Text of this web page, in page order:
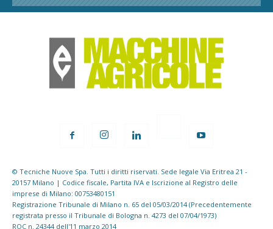
© Tecniche Nuove Spa. Tutti i diritti riservati. Sede legale Via Eritrea 21 -
20157 Milano | Codice fiscale, Partita IVA e Iscrizione al Registro delle
imprese di Milano: 00753480151
Registrazione Tribunale di Milano n. 65 del 05/03/2014 (Precedentemente
registrata presso il Tribunale di Bologna n. 4273 del 07/04/1973)
ROC n. 24344 dell'11 marzo 2014